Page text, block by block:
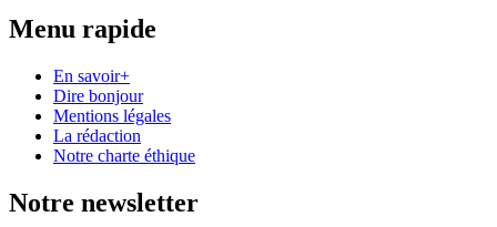
Menu rapide
En savoir+
Dire bonjour
Mentions légales
La rédaction
Notre charte éthique
Notre newsletter